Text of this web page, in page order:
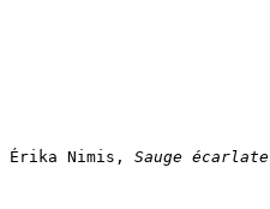
Érika Nimis, Sauge écarlate